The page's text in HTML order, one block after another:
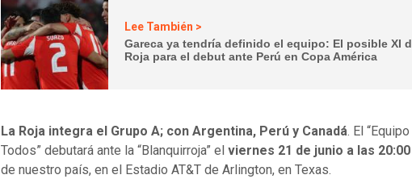
Lee También >
Gareca ya tendría definido el equipo: El posible XI
Roja para el debut ante Perú en Copa América
La Roja integra el Grupo A; con Argentina, Perú y Canadá. El
Todos” debutará ante la “Blanquirroja” el viernes 21 de junio a las
de nuestro país, en el Estadio AT&T de Arlington, en Texas.